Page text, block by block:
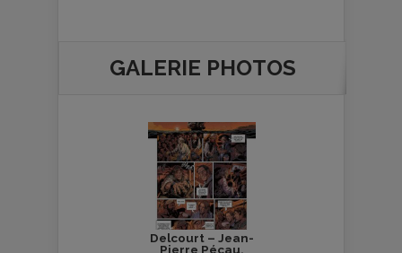
GALERIE PHOTOS
Delcourt – Jean-
Pierre Pécau,